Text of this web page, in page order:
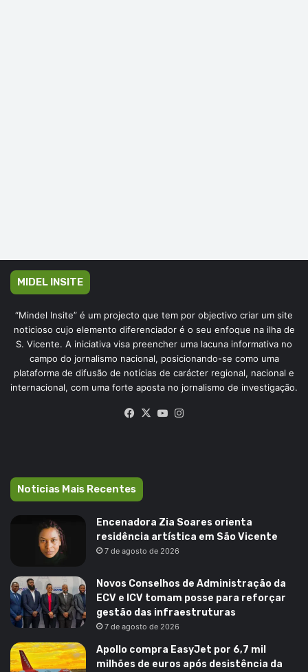
MIDEL INSITE
“Mindel Insite” é um projecto que tem por objectivo criar um site
noticioso cujo elemento diferenciador é o seu enfoque na ilha de
S. Vicente. A iniciativa visa preencher uma lacuna informativa no
campo do jornalismo nacional, posicionando-se como uma
plataforma de difusão de notícias de carácter regional, nacional e
internacional, com uma forte aposta no jornalismo de investigação.
Facebook
X YouTube
Noticias Mais Recentes
Encenadora Zia Soares orienta
residência artística em São Vicente
7 de agosto de 2026
Novos Conselhos de Administração da
ECV e ICV tomam posse para reforçar
gestão das infraestruturas
7 de agosto de 2026
Apollo compra EasyJet por 6,7 mil
milhões de euros após desistência da